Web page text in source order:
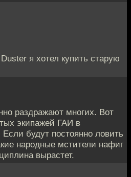
я хотел купить старую
раздражают многих. Вот
экипажей ГАИ в
будут постоянно ловить
народные мстители нафиг
вырастет.